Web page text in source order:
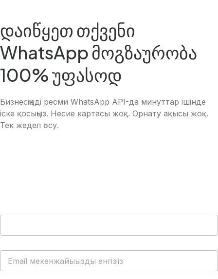
დაიწყეთ თქვენი
WhatsApp მოგზაურობა
100% უფასოდ
Бизнесіңізді ресми WhatsApp API-да минуттар ішінде
іске қосыңыз. Несие картасы жоқ. Орнату ақысы жоқ.
Тек жедел өсу.